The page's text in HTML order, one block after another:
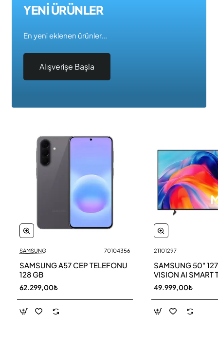
YENİ ÜRÜNLER
En yeni eklenen ürünler...
Alışverişe Başla
Yeni
SAMSUNG 70104356
SAMSUNG A57 CEP TELEFONU
128 GB
62.299,00₺
21101297
SAMSUNG 50"
VISION AI SMART
UE50M70HAU
49.999,00₺